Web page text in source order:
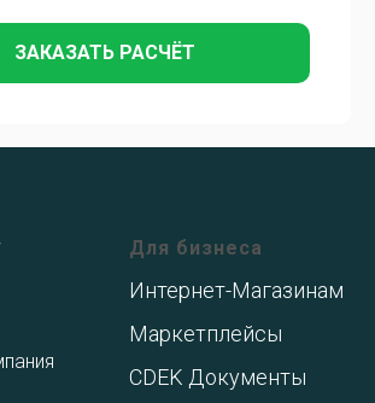
ЗАКАЗАТЬ РАСЧЁТ
Для бизнеса
Интернет-Магазинам
Маркетплейсы
CDEK Документы